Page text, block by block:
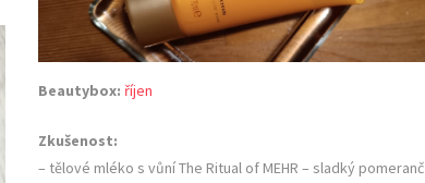
Beautybox: říjen
Zkušenost:
– tělové mléko s vůní The Ritual of MEHR – sladký pomeranč